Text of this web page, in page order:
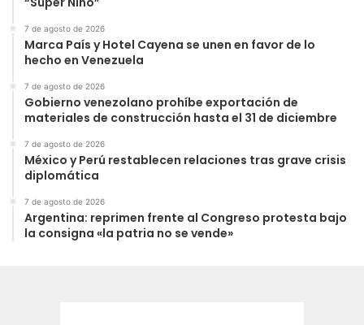
7 de agosto de 2026
Marca País y Hotel Cayena se unen en favor de lo
hecho en Venezuela
7 de agosto de 2026
Gobierno venezolano prohíbe exportación de
materiales de construcción hasta el 31 de diciembre
7 de agosto de 2026
México y Perú restablecen relaciones tras grave crisis
diplomática
7 de agosto de 2026
Argentina: reprimen frente al Congreso protesta bajo
la consigna «la patria no se vende»